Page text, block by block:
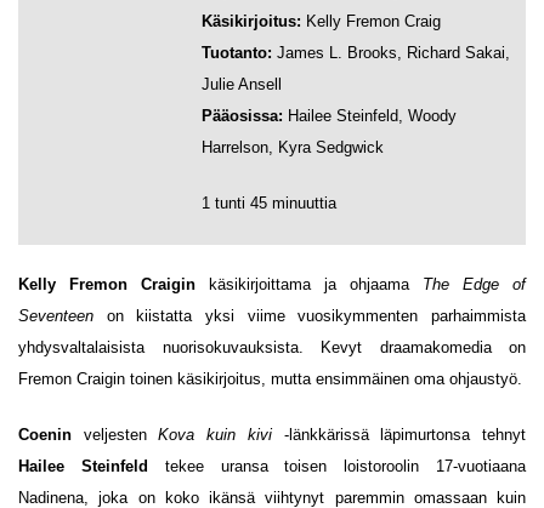
Käsikirjoitus: Kelly Fremon Craig
Tuotanto: James L. Brooks, Richard Sakai,
Julie Ansell
Pääosissa: Hailee Steinfeld, Woody
Harrelson, Kyra Sedgwick
1 tunti 45 minuuttia
Kelly Fremon Craigin käsikirjoittama ja ohjaama The Edge of
Seventeen on kiistatta yksi viime vuosikymmenten parhaimmista
yhdysvaltalaisista nuorisokuvauksista. Kevyt draamakomedia on
Fremon Craigin toinen käsikirjoitus, mutta ensimmäinen oma ohjaustyö.
Coenin veljestenKova kuin kivi-länkkärissä läpimurtonsa tehnyt
Hailee Steinfeld
tekee uransa toisen loistoroolin 17-vuotiaana
Nadinena, joka on koko ikänsä viihtynyt paremmin omassaan kuin